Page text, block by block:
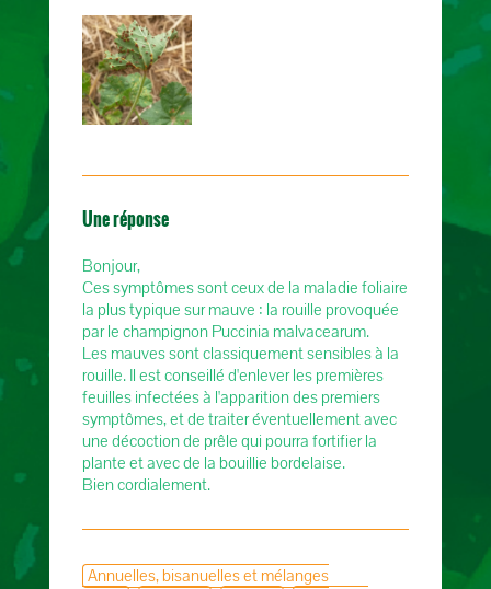
Une réponse
Bonjour,
Ces symptômes sont ceux de la maladie foliaire
la plus typique sur mauve : la rouille provoquée
par le champignon Puccinia malvacearum.
Les mauves sont classiquement sensibles à la
rouille. Il est conseillé d'enlever les premières
feuilles infectées à l'apparition des premiers
symptômes, et de traiter éventuellement avec
une décoction de prêle qui pourra fortifier la
plante et avec de la bouillie bordelaise.
Bien cordialement.
Annuelles, bisanuelles et mélanges